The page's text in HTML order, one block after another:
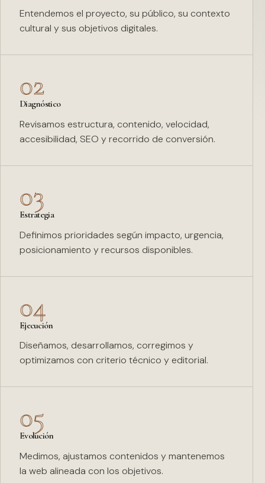
Entendemos el proyecto, su público, su contexto
cultural y sus objetivos digitales.
02
Diagnóstico
Revisamos estructura, contenido, velocidad,
accesibilidad, SEO y recorrido de conversión.
03
Estrategia
Definimos prioridades según impacto, urgencia,
posicionamiento y recursos disponibles.
04
Ejecución
Diseñamos, desarrollamos, corregimos y
optimizamos con criterio técnico y editorial.
05
Evolución
Medimos, ajustamos contenidos y mantenemos
la web alineada con los objetivos.